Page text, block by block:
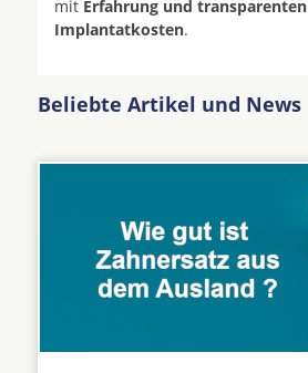
mit Erfahrung und transparenten
Implantatkosten.
Beliebte Artikel und News